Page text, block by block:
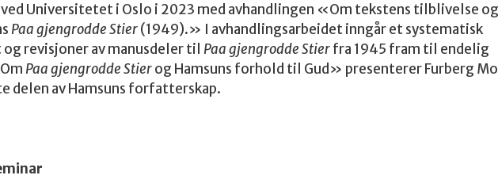
Universitetet i Oslo i 2023 med avhandlingen «Om tekstens tilblivelse og
Paa gjengrodde Stier(1949).» I avhandlingsarbeidet inngår et systematisk
revisjoner av manusdeler til Paa gjengrodde Stierfra 1945 fram til endelig
Paa gjengrodde Stierog Hamsuns forhold til Gud» presenterer Furberg
delen av Hamsuns forfatterskap.